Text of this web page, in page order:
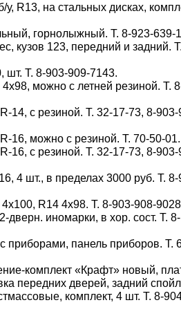
у, R13, на стальных дисках,
горнолыжный. Т. 8-923-639-
кузов 123, передний и задний.
шт. Т. 8-903-909-7143.
можно с летней резиной. Т.
14, с резиной. Т. 32-17-73, 8-
16, можно с резиной. Т. 70-50-01.
16, с резиной. Т. 32-17-73, 8-
4 шт., в пределах 3000 руб. Т.
R14 4х98. Т. 8-903-908-
дверн. иномарки, в хор. сост. Т. 8-
приборами, панель приборов. Т.
комплект «Крафт» новый,
передних дверей, задний
комплект, 4 шт. Т. 8-